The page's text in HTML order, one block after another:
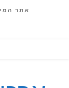
אתר המידע על